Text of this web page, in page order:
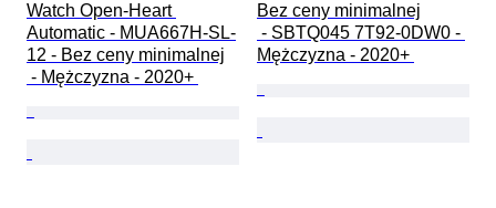
Watch Open-Heart
Automatic - MUA667H-SL-
12 - Bez ceny minimalnej
- Mężczyzna - 2020+
Bez ceny minimalnej
Mężczyzna - 2020+